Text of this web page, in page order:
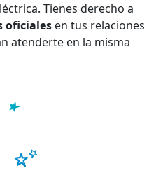
Tienes derecho a
oficiales en tus relaciones
atenderte en la misma